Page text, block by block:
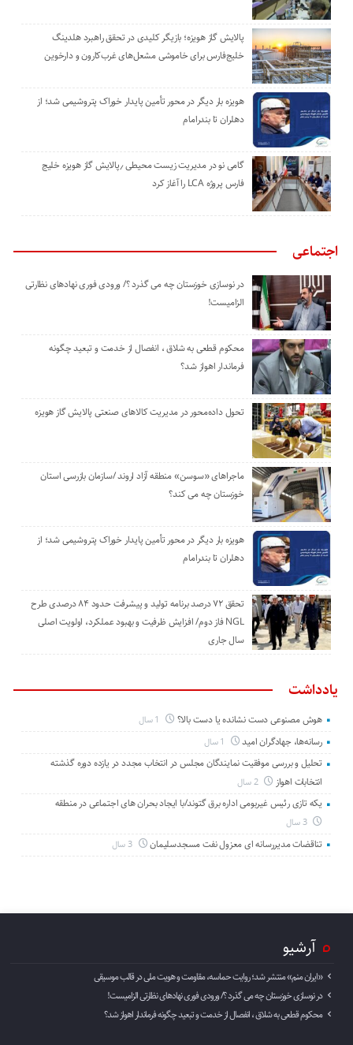
پالایش گاز هویزه؛ بازیگر کلیدی در تحقق راهبرد هلدینگ
خلیج‌فارس برای خاموشی مشعل‌های غرب‌کارون و دارخوین
هویزه بار دیگر در محور تأمین پایدار خوراک پتروشیمی شد؛ از
دهلران تا بندرامام
گامی نو در مدیریت زیست ‌محیطی ٫پالایش گاز هویزه خلیج
‌فارس پروژه LCA را آغاز کرد
اجتماعی
در نوسازی خوزستان چه می گذرد ؟/ ورودی فوری نهادهای نظارتی
الزامیست!
محکوم قطعی به شلاق ، انفصال از خدمت و تبعید چگونه
فرماندار اهواز شد؟
تحول داده‌محور در مدیریت کالاهای صنعتی پالایش گاز هویزه
ماجراهای «سوسن» منطقه آزاد اروند /سازمان بازرسی استان
خوزستان چه می کند؟
هویزه بار دیگر در محور تأمین پایدار خوراک پتروشیمی شد؛ از
دهلران تا بندرامام
تحقق ۷۲ درصد برنامه تولید و پیشرفت حدود ۸۴ درصدی طرح
NGL فاز دوم/ افزایش ظرفیت و بهبود عملکرد، اولویت اصلی
سال جاری
یادداشت
هوش مصنوعی دست نشانده یا دست بالا؟
رسانه‌ها، جهادگران امید
تحلیل و بررسی موفقیت نمایندگان مجلس در انتخاب مجدد در یازده دوره گذشته
انتخابات اهواز
2 سال
یکه تازی رئیس غیربومی اداره برق گتوند/با ایجاد بحران های اجتماعی در منطقه
3 سال
تناقضات مدیررسانه ای معزول نفت مسجدسلیمان 3 سال
آرشیو
«ایران منم» منتشر شد؛ روایت حماسه، مقاومت و هویت ملی در قالب موسیقی
در نوسازی خوزستان چه می گذرد ؟/ ورودی فوری نهادهای نظارتی الزامیست!
محکوم قطعی به شلاق ، انفصال از خدمت و تبعید چگونه فرماندار اهواز شد؟